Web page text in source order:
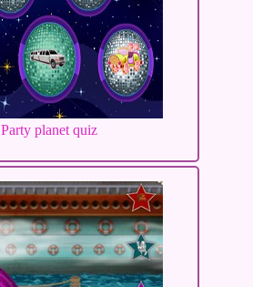
Party planet quiz